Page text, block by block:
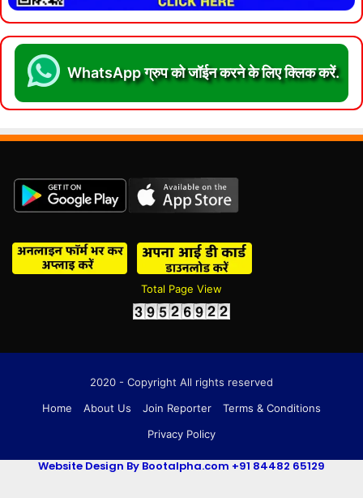
WhatsApp ग्रुप को जॉईन करने के लिए क्लिक करें.
Total Page View
2020 - Copyright All rights reserved
Home
About Us Join Reporter
Terms & Conditions
Privacy Policy
Website Design By Bootalpha.com +91 84482 65129